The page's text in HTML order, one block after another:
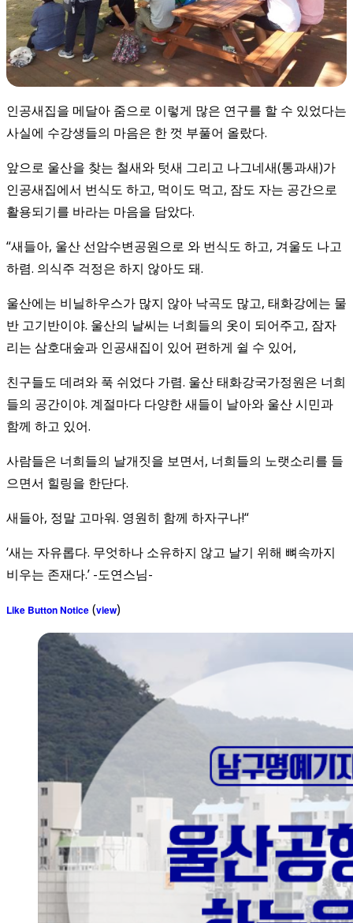
인공새집을 메달아 줌으로 이렇게 많은 연구를 할 수 있었다는
사실에 수강생들의 마음은 한 껏 부풀어 올랐다.
앞으로 울산을 찾는 철새와 텃새 그리고 나그네새(통과새)가
인공새집에서 번식도 하고, 먹이도 먹고, 잠도 자는 공간으로
활용되기를 바라는 마음을 담았다.
“새들아, 울산 선암수변공원으로 와 번식도 하고, 겨울도 나고
하렴. 의식주 걱정은 하지 않아도 돼.
울산에는 비닐하우스가 많지 않아 낙곡도 많고, 태화강에는 물
반 고기반이야. 울산의 날씨는 너희들의 옷이 되어주고, 잠자
리는 삼호대숲과 인공새집이 있어 편하게 쉴 수 있어,
친구들도 데려와 푹 쉬었다 가렴. 울산 태화강국가정원은 너희
들의 공간이야. 계절마다 다양한 새들이 날아와 울산 시민과
함께 하고 있어.
사람들은 너희들의 날개짓을 보면서, 너희들의 노랫소리를 들
으면서 힐링을 한단다.
새들아, 정말 고마워. 영원히 함께 하자구나!“
‘새는 자유롭다. 무엇하나 소유하지 않고 날기 위해 뼈속까지
비우는 존재다.’ -도연스님-
Like Button Notice (view)